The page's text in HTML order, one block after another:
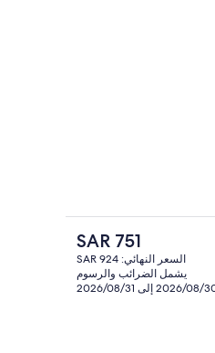
الردهة
السعر
الحالي
هو
SAR
SAR 751
السعر النهائي: SAR 924
يشمل الضرائب والرسوم